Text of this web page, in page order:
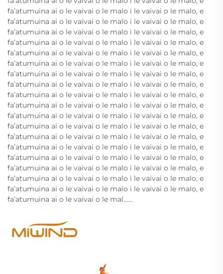
fa’atumuina ai o le vaivai o le malo i le vaivai o le malo, e
fa’atumuina ai o le vaivai o le malo i le vaivai o le malo, e
fa’atumuina ai o le vaivai o le malo i le vaivai o le malo, e
fa’atumuina ai o le vaivai o le malo i le vaivai o le malo, e
fa’atumuina ai o le vaivai o le malo i le vaivai o le malo, e
fa’atumuina ai o le vaivai o le malo i le vaivai o le malo, e
fa’atumuina ai o le vaivai o le malo i le vaivai o le malo, e
fa’atumuina ai o le vaivai o le malo i le vaivai o le malo, e
fa’atumuina ai o le vaivai o le malo i le vaivai o le malo, e
fa’atumuina ai o le vaivai o le malo i le vaivai o le malo, e
fa’atumuina ai o le vaivai o le malo i le vaivai o le malo, e
fa’atumuina ai o le vaivai o le malo i le vaivai o le malo, e
fa’atumuina ai o le vaivai o le malo i le vaivai o le malo, e
fa’atumuina ai o le vaivai o le malo i le vaivai o le malo, e
fa’atumuina ai o le vaivai o le malo i le vaivai o le malo, e
fa’atumuina ai o le vaivai o le malo i le vaivai o le malo, e
fa’atumuina ai o le vaivai o le malo i le vaivai o le malo, e
fa’atumuina ai o le vaivai o le malo i le vaivai o le malo, e
fa’atumuina ai o le vaivai o le mal......